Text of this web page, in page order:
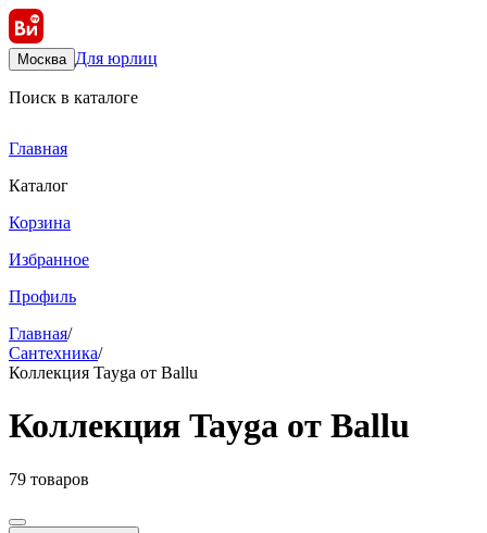
Москва Для юрлиц
Поиск в каталоге
Главная
Каталог
Корзина
Избранное
Профиль
Главная/
Сантехника/
Коллекция Tayga от Ballu
Коллекция Tayga от Ballu
79 товаров